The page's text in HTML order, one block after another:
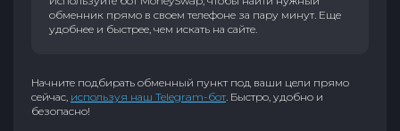
обменник прямо в своем телефоне за пару минут. Еще
удобнее и быстрее, чем искать на сайте.
Начните подбирать обменный пункт под ваши цели прямо
сейчас, используя наш Telegram-бот. Быстро, удобно и
безопасно!